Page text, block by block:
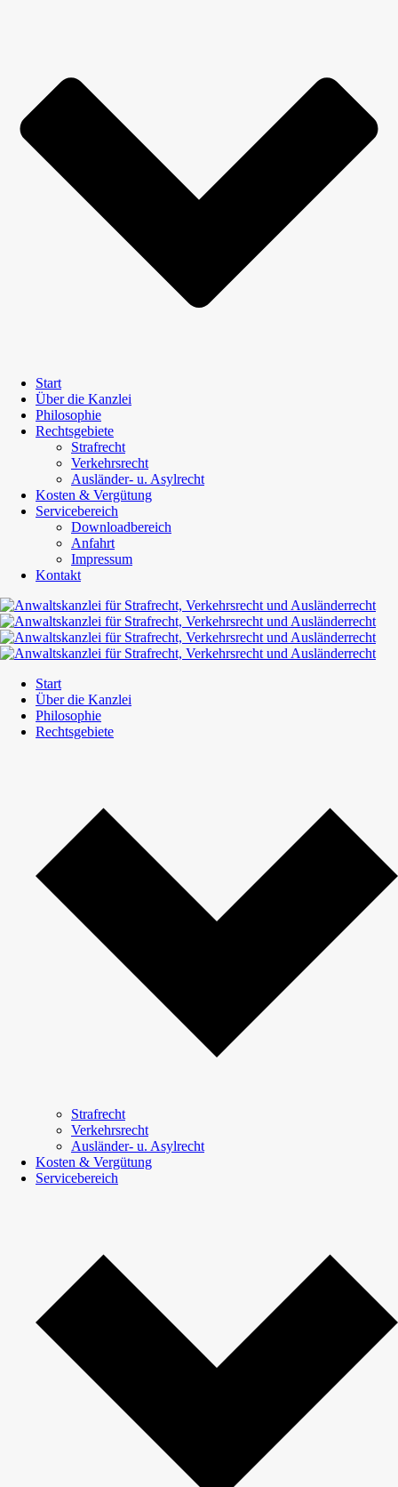
Start
Über die Kanzlei
Philosophie
Rechtsgebiete
Strafrecht
Verkehrsrecht
Ausländer- u. Asylrecht
Kosten & Vergütung
Servicebereich
Downloadbereich
Anfahrt
Impressum
Kontakt
Start
Über die Kanzlei
Philosophie
Rechtsgebiete
Strafrecht
Verkehrsrecht
Ausländer- u. Asylrecht
Kosten & Vergütung
Servicebereich